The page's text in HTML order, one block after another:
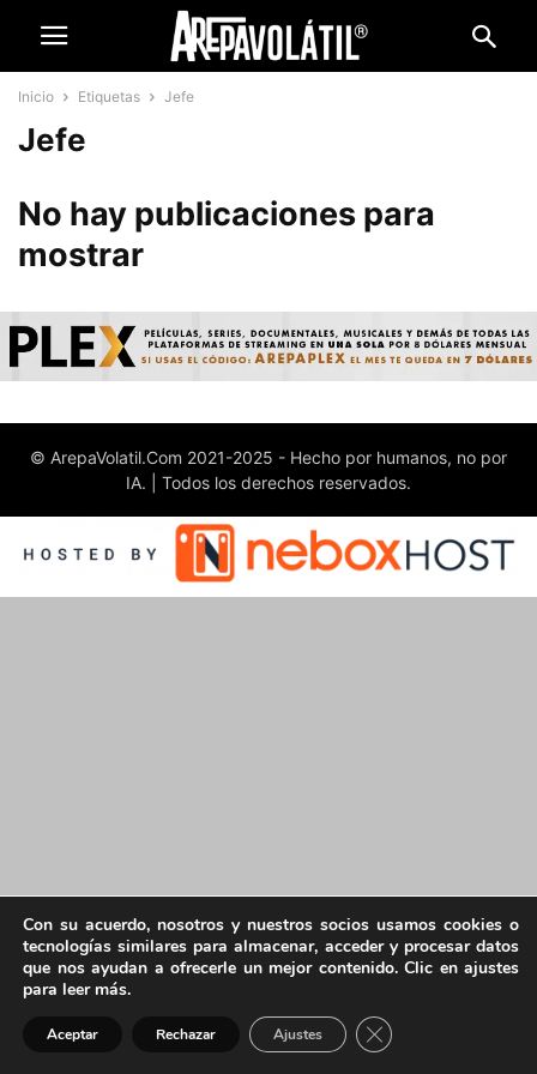
Inicio Etiquetas Jefe
Jefe
No hay publicaciones para
mostrar
© ArepaVolatil.Com 2021-2025 - Hecho por humanos, no por
IA. | Todos los derechos reservados.
Con su acuerdo, nosotros y nuestros socios usamos cookies o
tecnologías similares para almacenar, acceder y procesar datos
que nos ayudan a ofrecerle un mejor contenido. Clic en ajustes
para leer más.
Aceptar Rechazar Ajustes Cerrar el banner de